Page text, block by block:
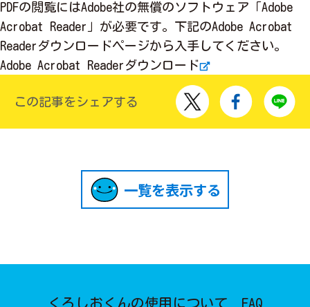
PDFの閲覧にはAdobe社の無償のソフトウェア「Adobe
Acrobat Reader」が必要です。下記のAdobe Acrobat
Readerダウンロードページから入手してください。
Adobe Acrobat Readerダウンロード
この記事をシェアする
一覧を表示する
くろしおくんの使用について FAQ